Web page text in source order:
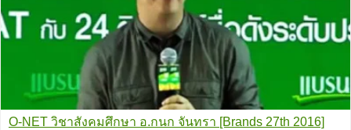
O-NET วิชาสังคมศึกษา อ.กนก จันทรา [Brands 27th 2016]